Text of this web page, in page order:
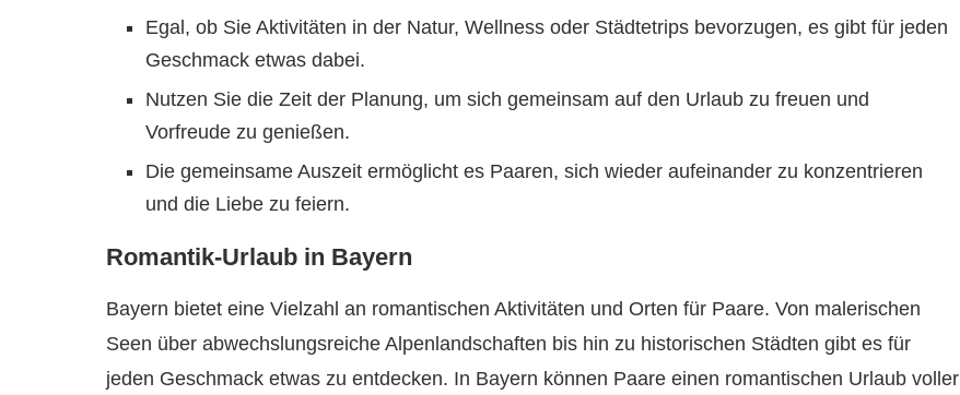
Egal, ob Sie Aktivitäten in der Natur, Wellness oder Städtetrips bevorzugen, es gibt für jeden
Geschmack etwas dabei.
Nutzen Sie die Zeit der Planung, um sich gemeinsam auf den Urlaub zu freuen und
Vorfreude zu genießen.
Die gemeinsame Auszeit ermöglicht es Paaren, sich wieder aufeinander zu konzentrieren
und die Liebe zu feiern.
Romantik-Urlaub in Bayern
Bayern bietet eine Vielzahl an romantischen Aktivitäten und Orten für Paare. Von malerischen
Seen über abwechslungsreiche Alpenlandschaften bis hin zu historischen Städten gibt es für
jeden Geschmack etwas zu entdecken. In Bayern können Paare einen romantischen Urlaub voller